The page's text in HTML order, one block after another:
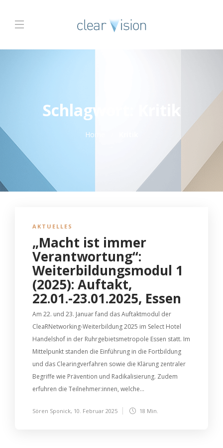
Schlagwort:
Home
AKTUELLES
„Macht ist immer
Verantwortung“:
Weiterbildungsmodul 1
(2025): Auftakt,
22.01.-23.01.2025, Essen
Am 22. und 23. Januar fand das Auftaktmodul der
CleaRNetworking-Weiterbildung 2025 im Select Hotel
Handelshof in der Ruhrgebietsmetropole Essen statt. Im
Mittelpunkt standen die Einführung in die Fortbildung
und das Clearingverfahren sowie die Klärung zentraler
Begriffe wie Prävention und Radikalisierung. Zudem
erfuhren die Teilnehmer:innen, welche...
Sören Sponick, 10. Februar 2025 18 Min.